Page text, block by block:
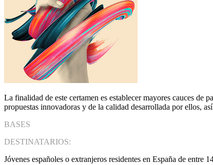
La finalidad de este certamen es establecer mayores cauces
propuestas innovadoras y de la calidad desarrollada por ellos,
BASES
DESTINATARIOS:
Jóvenes españoles o extranjeros residentes en España de entre